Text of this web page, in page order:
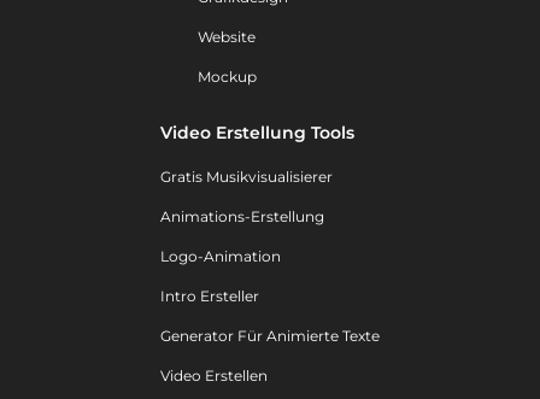
Website
Mockup
Video Erstellung Tools
Gratis Musikvisualisierer
Animations-Erstellung
Logo-Animation
Intro Ersteller
Generator Für Animierte Texte
Video Erstellen